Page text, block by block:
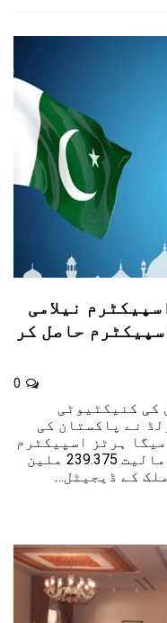
نیلامی
ہرٹز اسپیکٹرم حاصل کر
کی کنیکٹیوٹی
نے پاکستان کی
اسپیکٹرم نیلامی میں مزید 190 میگا ہرٹز اسپیکٹرم
حاصل کر لیا ہے۔ جس کی مجموعی مالیت 239.375 ملین
کے ڈیجیٹل…